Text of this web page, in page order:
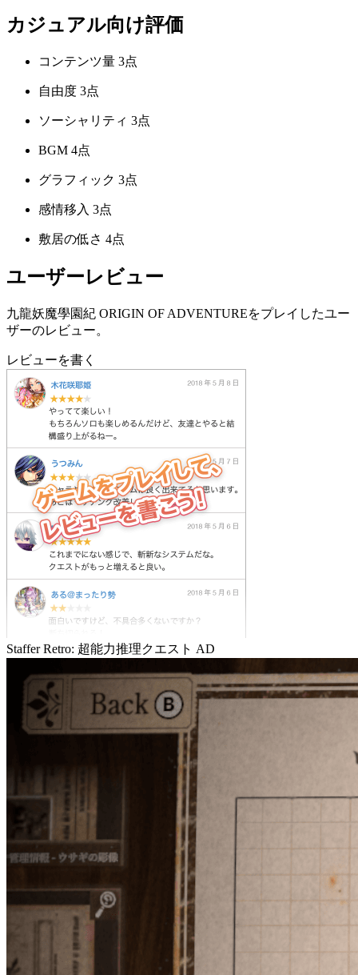
カジュアル向け評価
コンテンツ量 3点
自由度 3点
ソーシャリティ 3点
BGM 4点
グラフィック 3点
感情移入 3点
敷居の低さ 4点
ユーザーレビュー
九龍妖魔學園紀 ORIGIN OF ADVENTUREをプレイしたユー
ザーのレビュー。
レビューを書く
Staffer Retro: 超能力推理クエスト AD